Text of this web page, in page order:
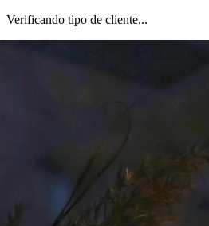
Verificando tipo de cliente...